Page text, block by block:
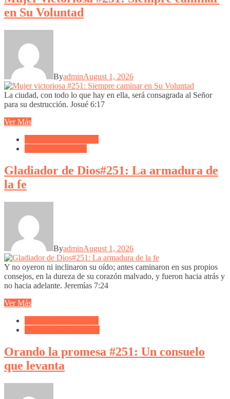
en Su Voluntad
ByadminAugust 1, 2026
La ciudad, con todo lo que hay en ella, será consagrada al Señor
para su destrucción. Josué 6:17
Ver Más
Gladiador de Dios#251: La armadura de
la fe
ByadminAugust 1, 2026
Y no oyeron ni inclinaron su oído; antes caminaron en sus propios
consejos, en la dureza de su corazón malvado, y fueron hacia atrás y
no hacia adelante. Jeremías 7:24
Ver Más
Orando la promesa #251: Un consuelo
que levanta